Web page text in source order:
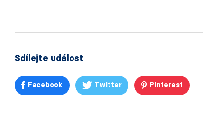
Sdílejte událost
Facebook Twitter Pinterest